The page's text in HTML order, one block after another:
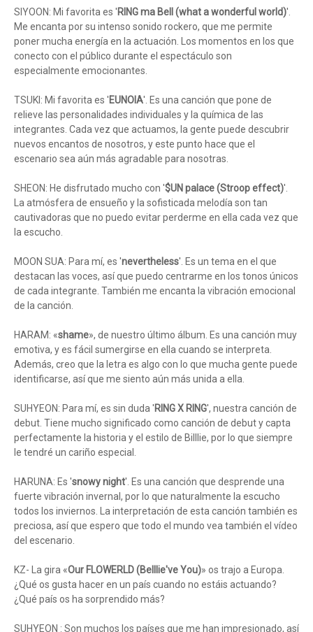
SIYOON: Mi favorita es 'RING ma Bell (what a wonderful world)'.
Me encanta por su intenso sonido rockero, que me permite
poner mucha energía en la actuación. Los momentos en los que
conecto con el público durante el espectáculo son
especialmente emocionantes.
TSUKI: Mi favorita es 'EUNOIA'. Es una canción que pone de
relieve las personalidades individuales y la química de las
integrantes. Cada vez que actuamos, la gente puede descubrir
nuevos encantos de nosotros, y este punto hace que el
escenario sea aún más agradable para nosotras.
SHEON: He disfrutado mucho con '$UN palace (Stroop effect)'.
La atmósfera de ensueño y la sofisticada melodía son tan
cautivadoras que no puedo evitar perderme en ella cada vez que
la escucho.
MOON SUA: Para mí, es 'nevertheless'. Es un tema en el que
destacan las voces, así que puedo centrarme en los tonos únicos
de cada integrante. También me encanta la vibración emocional
de la canción.
HARAM: «shame», de nuestro último álbum. Es una canción muy
emotiva, y es fácil sumergirse en ella cuando se interpreta.
Además, creo que la letra es algo con lo que mucha gente puede
identificarse, así que me siento aún más unida a ella.
SUHYEON: Para mí, es sin duda 'RING X RING', nuestra canción de
debut. Tiene mucho significado como canción de debut y capta
perfectamente la historia y el estilo de Billlie, por lo que siempre
le tendré un cariño especial.
HARUNA: Es 'snowy night'. Es una canción que desprende una
fuerte vibración invernal, por lo que naturalmente la escucho
todos los inviernos. La interpretación de esta canción también es
preciosa, así que espero que todo el mundo vea también el vídeo
del escenario.
KZ- La gira «Our FLOWERLD (Belllie've You)» os trajo a Europa.
¿Qué os gusta hacer en un país cuando no estáis actuando?
¿Qué país os ha sorprendido más?
SUHYEON : Son muchos los países que me han impresionado, así